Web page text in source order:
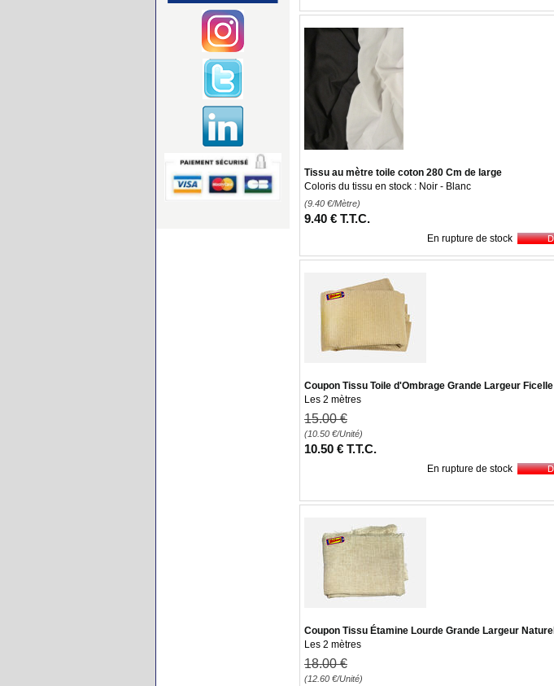
Tissu au mètre toile coton 280 Cm de large
Coloris du tissu en stock : Noir - Blanc
(9.40 €/Mètre)
9.40 € T.T.C.
En rupture de stock
Coupon Tissu Toile d'Ombrage Grande Largeur Ficelle
Les 2 mètres
15.00 €
(10.50 €/Unité)
10.50 € T.T.C.
En rupture de stock
Coupon Tissu Étamine Lourde Grande Largeur Naturel
Les 2 mètres
18.00 €
(12.60 €/Unité)